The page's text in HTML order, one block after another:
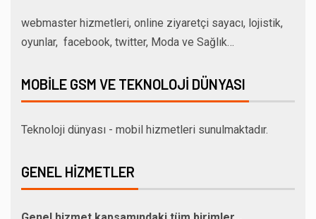
webmaster hizmetleri, online ziyaretçi sayacı, lojistik,
oyunlar, facebook, twitter, Moda ve Sağlık…
MOBILE GSM VE TEKNOLOJI DÜNYASI
Teknoloji dünyası - mobil hizmetleri sunulmaktadır.
GENEL HIZMETLER